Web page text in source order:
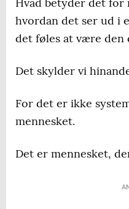
hvordan det ser ud i
det føles at være den
Det skylder vi
For det er ikke
mennesket.
Det er mennesket,